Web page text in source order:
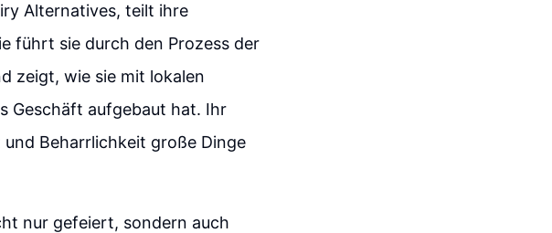
Alternatives, teilt ihre
führt sie durch den Prozess der
zeigt, wie sie mit lokalen
Geschäft aufgebaut hat. Ihr
Beharrlichkeit große Dinge
nur gefeiert, sondern auch